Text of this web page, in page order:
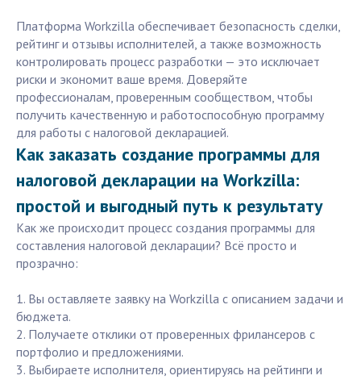
Платформа Workzilla обеспечивает безопасность сделки,
рейтинг и отзывы исполнителей, а также возможность
контролировать процесс разработки — это исключает
риски и экономит ваше время. Доверяйте
профессионалам, проверенным сообществом, чтобы
получить качественную и работоспособную программу
для работы с налоговой декларацией.
Как заказать создание программы для
налоговой декларации на Workzilla:
простой и выгодный путь к результату
Как же происходит процесс создания программы для
составления налоговой декларации? Всё просто и
прозрачно:
1. Вы оставляете заявку на Workzilla с описанием задачи и
бюджета.
2. Получаете отклики от проверенных фрилансеров с
портфолио и предложениями.
3. Выбираете исполнителя, ориентируясь на рейтинги и